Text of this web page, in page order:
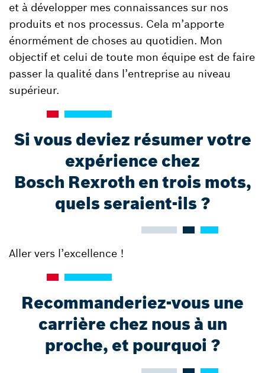
et à développer mes connaissances sur nos
produits et nos processus. Cela m’apporte
énormément de choses au quotidien. Mon
objectif et celui de toute mon équipe est de faire
passer la qualité dans l’entreprise au niveau
supérieur.
Si vous deviez résumer votre
expérience chez
Bosch Rexroth en trois mots,
quels seraient-ils ?
Aller vers l’excellence !
Recommanderiez-vous une
carrière chez nous à un
proche, et pourquoi ?